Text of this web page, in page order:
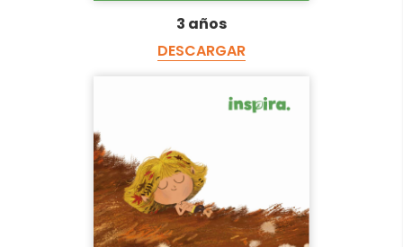
3 años
DESCARGAR